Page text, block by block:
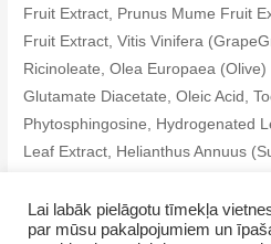
Fruit Extract, Prunus Mume Fruit
Fruit Extract, Vitis Vinifera
Ricinoleate, Olea Europaea
Glutamate Diacetate, Oleic Acid,
Phytosphingosine, Hydrogenated
Leaf Extract, Helianthus Annuus
Linalool
Lai labāk pielāgotu tīmekļa
par mūsu pakalpojumiem un